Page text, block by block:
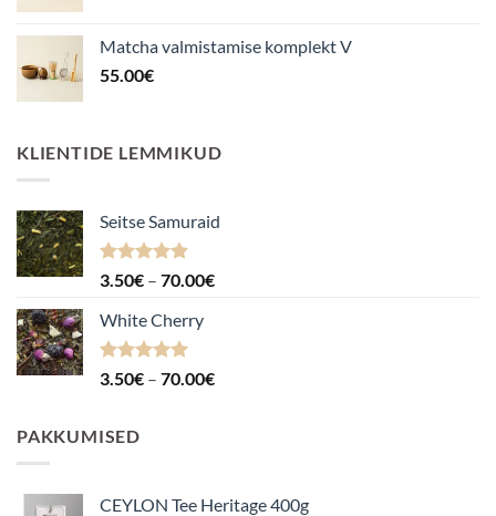
Matcha valmistamise komplekt V
55.00€
KLIENTIDE LEMMIKUD
Seitse Samuraid
Hinnanguga
3.50€ – 70.00€Hinnavahemik:
White Cherry
Hinnanguga
3.50€ – 70.00€Hinnavahemik:
PAKKUMISED
CEYLON Tee Heritage 400g